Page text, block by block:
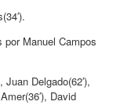
Manuel Campos
Delgado(62′),
David